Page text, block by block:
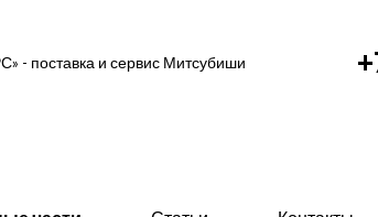
поставка и сервис Митсубиши